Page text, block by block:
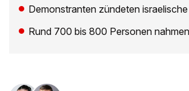
Demonstranten zündeten
Rund 700 bis 800 Personen